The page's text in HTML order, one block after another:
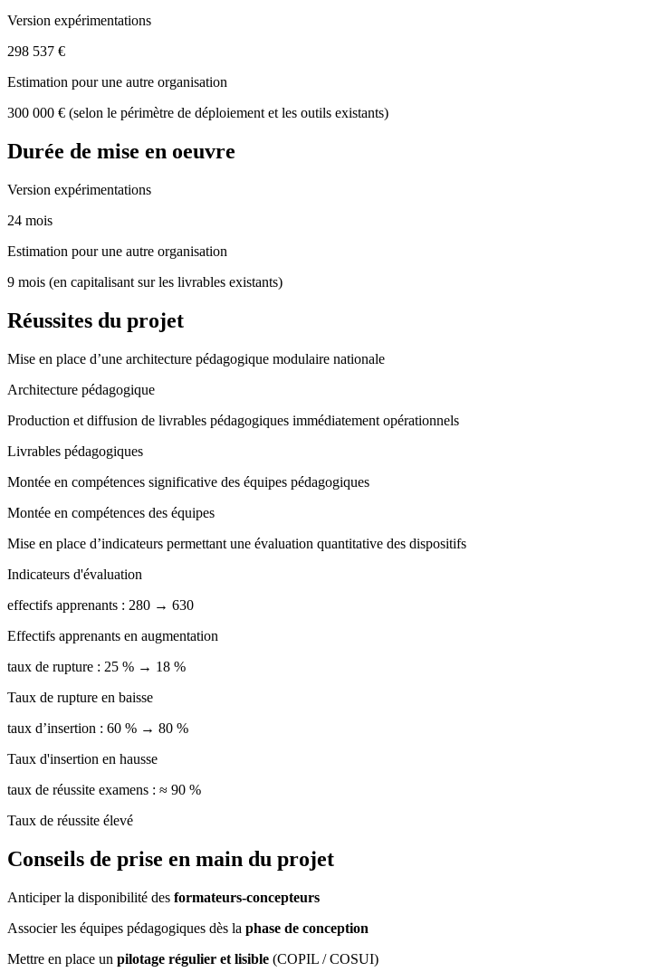
Version expérimentations
298 537 €
Estimation pour une autre organisation
300 000 € (selon le périmètre de déploiement et les outils existants)
Durée de mise en oeuvre
Version expérimentations
24 mois
Estimation pour une autre organisation
9 mois (en capitalisant sur les livrables existants)
Réussites du projet
Mise en place d’une architecture pédagogique modulaire nationale
Architecture pédagogique
Production et diffusion de livrables pédagogiques immédiatement opérationnels
Livrables pédagogiques
Montée en compétences significative des équipes pédagogiques
Montée en compétences des équipes
Mise en place d’indicateurs permettant une évaluation quantitative des dispositifs
Indicateurs d'évaluation
effectifs apprenants : 280 → 630
Effectifs apprenants en augmentation
taux de rupture : 25 % → 18 %
Taux de rupture en baisse
taux d’insertion : 60 % → 80 %
Taux d'insertion en hausse
taux de réussite examens : ≈ 90 %
Taux de réussite élevé
Conseils de prise en main du projet
Anticiper la disponibilité des formateurs‑concepteurs
Associer les équipes pédagogiques dès la phase de conception
Mettre en place un pilotage régulier et lisible (COPIL / COSUI)